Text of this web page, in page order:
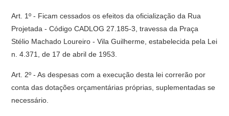
Art. 1º - Ficam cessados os efeitos da oficialização da Rua
Projetada - Código CADLOG 27.185-3, travessa da Praça
Stélio Machado Loureiro - Vila Guilherme, estabelecida pela Lei
n. 4.371, de 17 de abril de 1953.
Art. 2º - As despesas com a execução desta lei correrão por
conta das dotações orçamentárias próprias, suplementadas se
necessário.